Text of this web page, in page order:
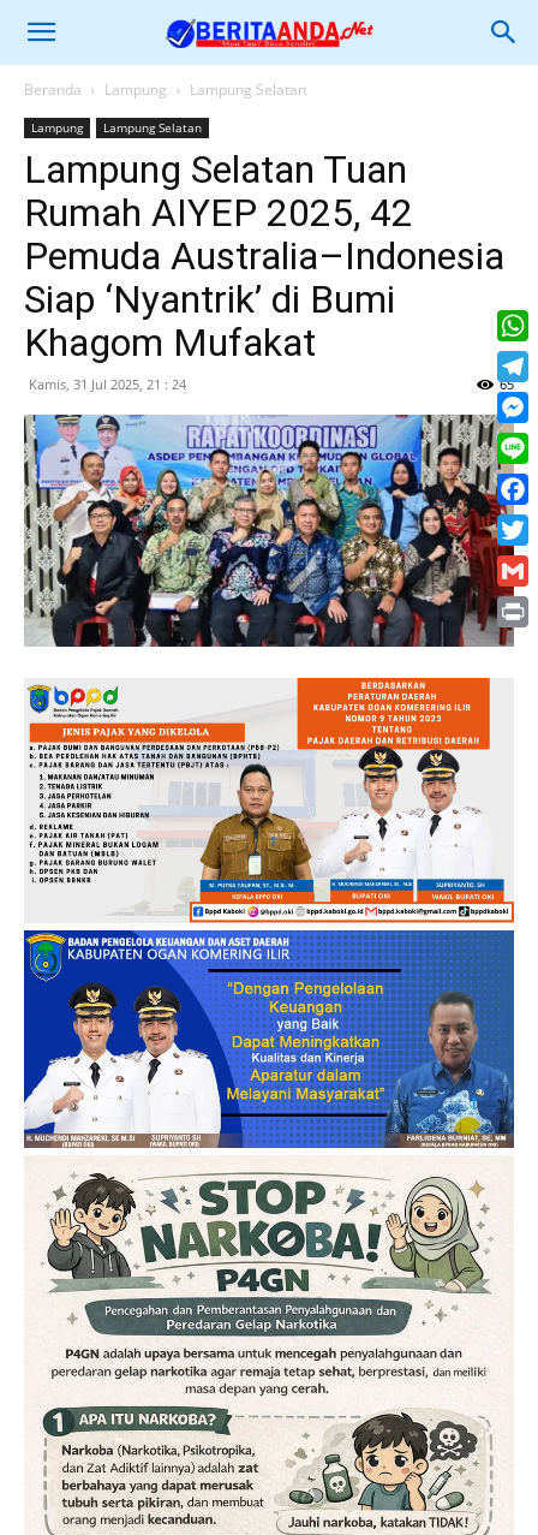
Beranda Lampung Lampung Selatan
Lampung Lampung Selatan
Lampung Selatan Tuan
Rumah AIYEP 2025, 42
Pemuda Australia–Indonesia
Siap ‘Nyantrik’ di Bumi
Khagom Mufakat
Kamis, 31 Jul 2025, 21 : 24 65
Line
Print